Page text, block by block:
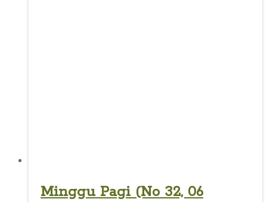
Minggu Pagi (No 32, 06